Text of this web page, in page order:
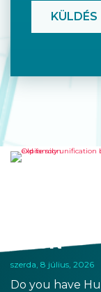
SOON
szerda, 8 július, 2026
Do you have